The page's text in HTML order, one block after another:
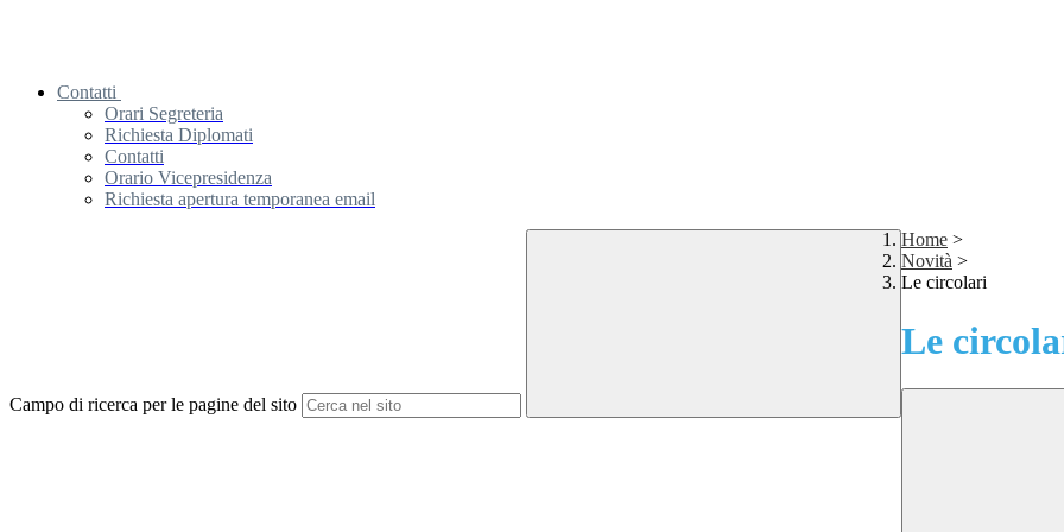
Contatti
Orari Segreteria
Richiesta Diplomati
Contatti
Orario Vicepresidenza
Richiesta apertura temporanea email
Campo di ricerca per le pagine del sito
Home >
Novità >
Le circolari
Le